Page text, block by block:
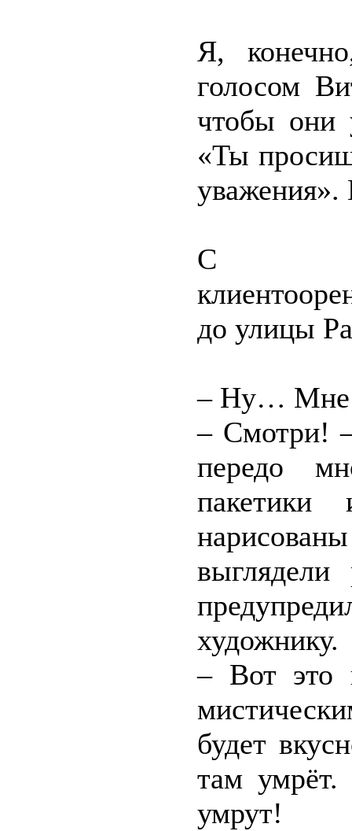
Я,
голосом
чтобы они
«Ты
уважения».
С
до улицы
– Ну… Мне
– Смотри!
передо
художнику.
– Вот это
будет
там
умрут!